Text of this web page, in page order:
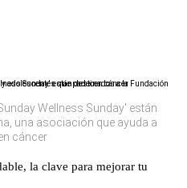
Wellness Sunday' están
una asociación que ayuda a
cáncer
la clave para mejorar tu